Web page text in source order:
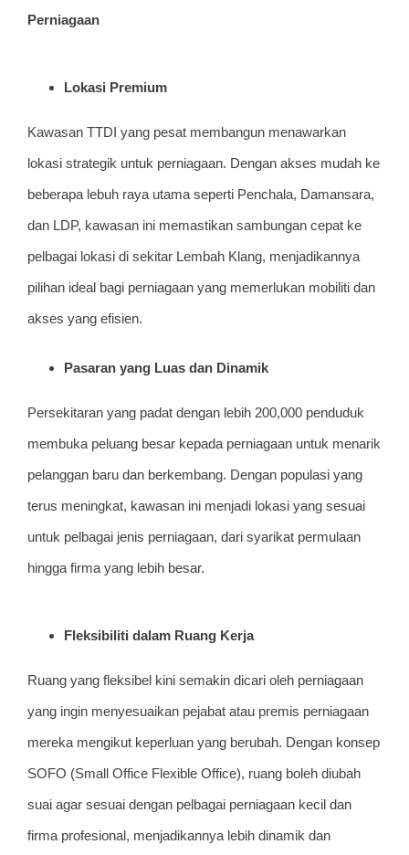
Perniagaan
Lokasi Premium
Kawasan TTDI yang pesat membangun menawarkan
lokasi strategik untuk perniagaan. Dengan akses mudah ke
beberapa lebuh raya utama seperti Penchala, Damansara,
dan LDP, kawasan ini memastikan sambungan cepat ke
pelbagai lokasi di sekitar Lembah Klang, menjadikannya
pilihan ideal bagi perniagaan yang memerlukan mobiliti dan
akses yang efisien.
Pasaran yang Luas dan Dinamik
Persekitaran yang padat dengan lebih 200,000 penduduk
membuka peluang besar kepada perniagaan untuk menarik
pelanggan baru dan berkembang. Dengan populasi yang
terus meningkat, kawasan ini menjadi lokasi yang sesuai
untuk pelbagai jenis perniagaan, dari syarikat permulaan
hingga firma yang lebih besar.
Fleksibiliti dalam Ruang Kerja
Ruang yang fleksibel kini semakin dicari oleh perniagaan
yang ingin menyesuaikan pejabat atau premis perniagaan
mereka mengikut keperluan yang berubah. Dengan konsep
SOFO (Small Office Flexible Office), ruang boleh diubah
suai agar sesuai dengan pelbagai perniagaan kecil dan
firma profesional, menjadikannya lebih dinamik dan